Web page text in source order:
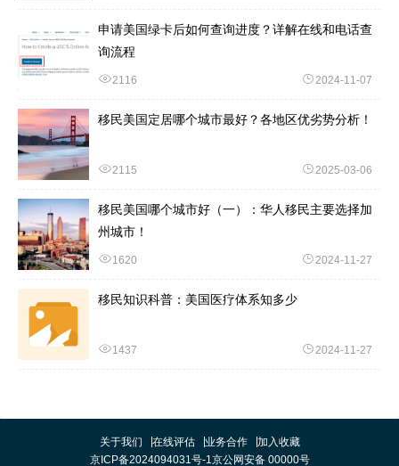
申请美国绿卡后如何查询进度？详解在线和电话查
询流程
2116 2024-11-07
移民美国定居哪个城市最好？各地区优劣势分析！
2115 2025-03-06
移民美国哪个城市好（一）：华人移民主要选择加
州城市！
1620 2024-11-27
移民知识科普：美国医疗体系知多少
1437 2024-11-27
关于我们 在线评估 业务合作
加入收藏
京ICP备2024094031号-1京公网安备 00000号